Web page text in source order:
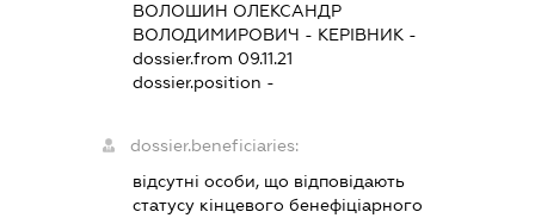
ВОЛОШИН ОЛЕКСАНДР
ВОЛОДИМИРОВИЧ - КЕРІВНИК-
dossier.from 09.11.21
dossier.position -
dossier.beneficiaries:
відсутні особи, що відповідають
статусу кінцевого бенефіціарного